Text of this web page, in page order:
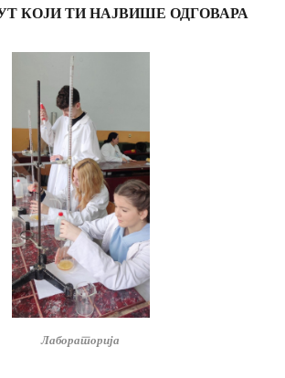
КОЈИ ТИ НАЈВИШЕ ОДГОВАРА
Лабораторија